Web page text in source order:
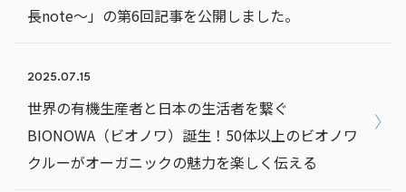
長note～」の第6回記事を公開しました。
2025.07.15
世界の有機生産者と日本の生活者を繋ぐ
BIONOWA（ビオノワ）誕生！50体以上のビオノワ
クルーがオーガニックの魅力を楽しく伝える